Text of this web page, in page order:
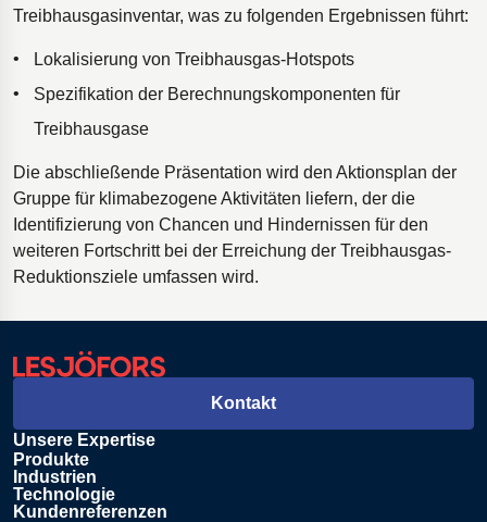
Treibhausgasinventar, was zu folgenden Ergebnissen führt:
Lokalisierung von Treibhausgas-Hotspots
Spezifikation der Berechnungskomponenten für
Treibhausgase
Die abschließende Präsentation wird den Aktionsplan der
Gruppe für klimabezogene Aktivitäten liefern, der die
Identifizierung von Chancen und Hindernissen für den
weiteren Fortschritt bei der Erreichung der Treibhausgas-
Reduktionsziele umfassen wird.
Unsere Expertise
Produkte
Industrien
Technologie
Kundenreferenzen
Kontakt